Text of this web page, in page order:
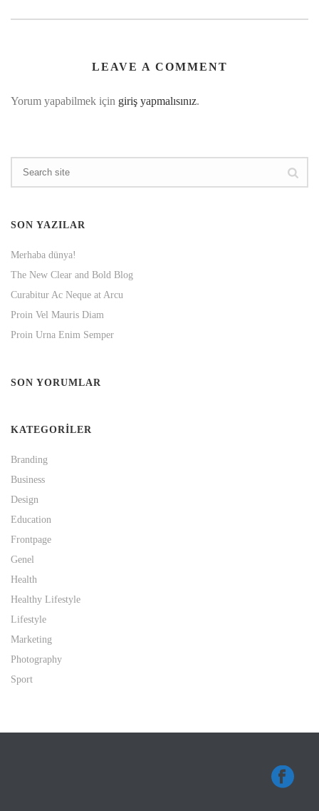
LEAVE A COMMENT
Yorum yapabilmek için giriş yapmalısınız.
SON YAZILAR
Merhaba dünya!
The New Clear and Bold Blog
Curabitur Ac Neque at Arcu
Proin Vel Mauris Diam
Proin Urna Enim Semper
SON YORUMLAR
KATEGORILER
Branding
Business
Design
Education
Frontpage
Genel
Health
Healthy Lifestyle
Lifestyle
Marketing
Photography
Sport